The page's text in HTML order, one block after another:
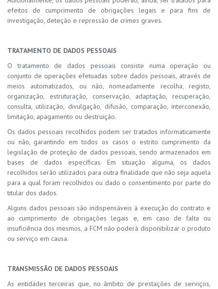
efeitos de cumprimento de obrigações legais e para fins de
investigação, deteção e repressão de crimes graves.
TRATAMENTO DE DADOS PESSOAIS
O tratamento de dados pessoais consiste numa operação ou
conjunto de operações efetuadas sobre dados pessoais, através de
meios automatizados, ou não, nomeadamente recolha, registo,
organização, estruturação, conservação, adaptação, recuperação,
consulta, utilização, divulgação, difusão, comparação, interconexão,
limitação, apagamento ou destruição.
Os dados pessoais recolhidos podem ser tratados informaticamente
ou não, garantindo em todos os casos o estrito cumprimento da
legislação de proteção de dados pessoais, sendo armazenados em
bases de dados específicas. Em situação alguma, os dados
recolhidos serão utilizados para outra finalidade que não seja aquela
para a qual foram recolhidos ou dado o consentimento por parte do
titular dos dados.
Alguns dados pessoais são indispensáveis à execução do contrato e
ao cumprimento de obrigações legais e, em caso de falta ou
insuficiência dos mesmos, a FCM não poderá disponibilizar o produto
ou serviço em causa.
TRANSMISSÃO DE DADOS PESSOAIS
As entidades terceiras que, no âmbito de prestações de serviços,